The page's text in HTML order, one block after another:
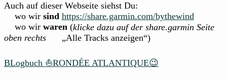
Auch auf dieser Webseite siehst Du:
wo wir sind https://share.garmin.com/bythewind
wo wir waren(klicke dazu auf der share.garmin Seite
oben rechts
„Alle Tracks anzeigen“)
BLogbuch ⛵RONDÉE ATLANTIQUE😉